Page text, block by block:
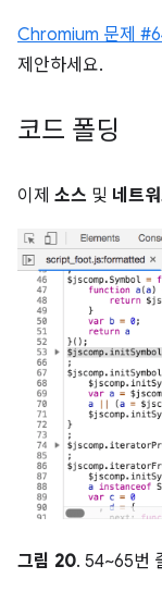
Chromium 문제
제안하세요.
코드 폴딩
이제 소스 및 네트
그림 20. 54~65번